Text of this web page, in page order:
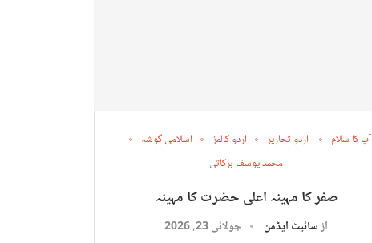
آپ کا سلام اردو تحاریر اردو کالمز
اسلامی گوشہ
محمد یوسف برکاتی
صفر کا مہینہ اعلی حضرت کا مہینہ
ازسائیٹ ایڈمن جولائی 23, 2026